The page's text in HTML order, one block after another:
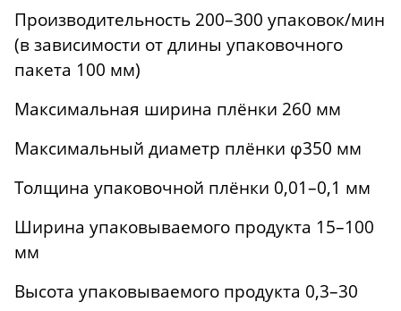
Производительность 200–300 упаковок/мин
(в зависимости от длины упаковочного
пакета 100 мм)
Максимальная ширина плёнки 260 мм
Максимальный диаметр плёнки φ350 мм
Толщина упаковочной плёнки 0,01–0,1 мм
Ширина упаковываемого продукта 15–100
мм
Высота упаковываемого продукта 0,3–30